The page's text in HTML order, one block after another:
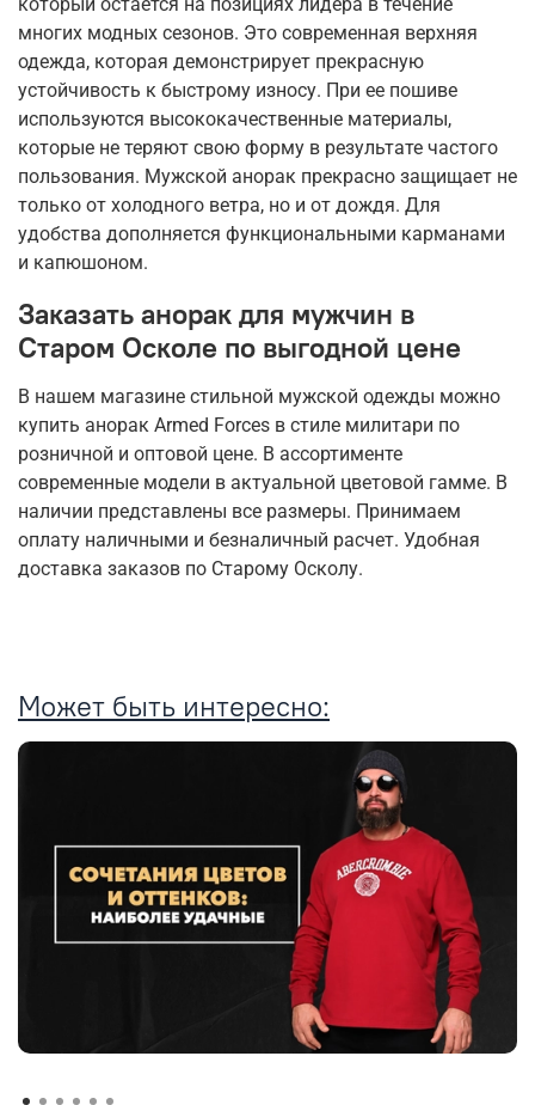
многих модных сезонов. Это современная верхняя
одежда, которая демонстрирует прекрасную
устойчивость к быстрому износу. При ее пошиве
используются высококачественные материалы,
которые не теряют свою форму в результате частого
пользования. Мужской анорак прекрасно защищает не
только от холодного ветра, но и от дождя. Для
удобства дополняется функциональными карманами
и капюшоном.
Заказать анорак для мужчин в
Старом Осколе по выгодной цене
В нашем магазине стильной мужской одежды можно
купить анорак Armed Forces в стиле милитари по
розничной и оптовой цене. В ассортименте
современные модели в актуальной цветовой гамме. В
наличии представлены все размеры. Принимаем
оплату наличными и безналичный расчет. Удобная
доставка заказов по Старому Осколу.
Может быть интересно: